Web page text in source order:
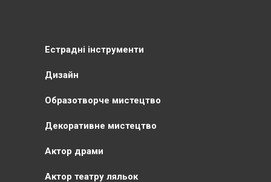
Естрадні інструменти
Дизайн
Образотворче мистецтво
Декоративне мистецтво
Актор драми
Актор театру ляльок